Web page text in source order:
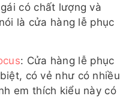
có chất lượng và
là cửa hàng lễ phục
: Cửa hàng lễ phục
có vẻ như có nhiều
em thích kiểu này có